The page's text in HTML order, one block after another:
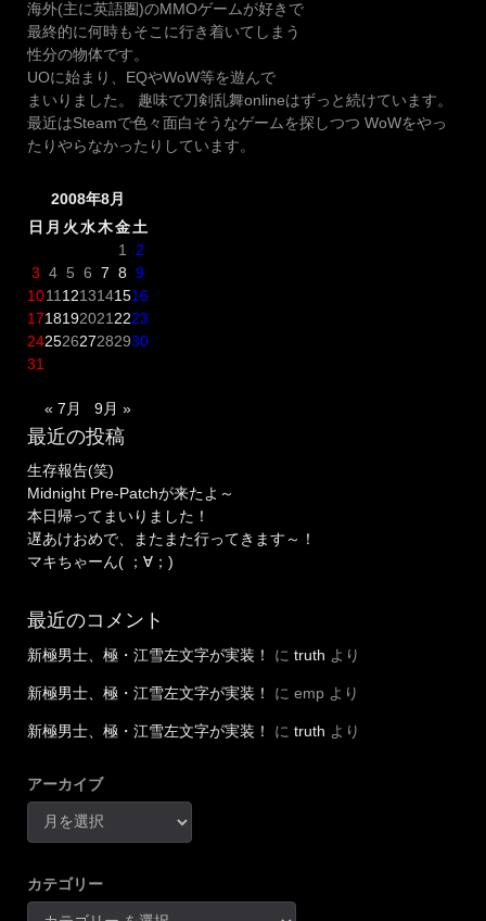
海外(主に英語圏)のMMOゲームが好きで
最終的に何時もそこに行き着いてしまう
性分の物体です。
UOに始まり、EQやWoW等を遊んで
まいりました。 趣味で刀剣乱舞onlineはずっと続けています。
最近はSteamで色々面白そうなゲームを探しつつ WoWをやっ
たりやらなかったりしています。
2008年8月
日 月 火水木金土
1
2
3 4 5 6 7 8 9
1011 1213141516
1718192021 2223
24252627282930
31
« 7月 9月 »
最近の投稿
生存報告(笑)
Midnight Pre-Patchが来たよ～
本日帰ってまいりました！
遅あけおめで、またまた行ってきます～！
マキちゃーん( ；∀；)
最近のコメント
新極男士、極・江雪左文字が実装！ に truth より
新極男士、極・江雪左文字が実装！ に emp より
新極男士、極・江雪左文字が実装！ に truth より
アーカイブ
カテゴリー